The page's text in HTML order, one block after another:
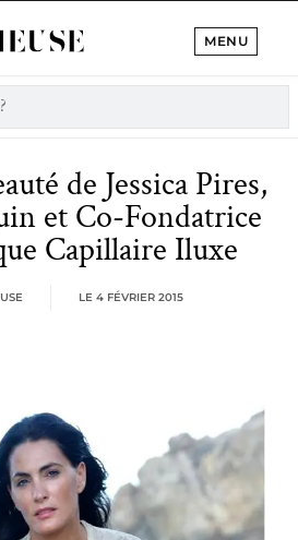
MENU
de Jessica Pires,
et Co-Fondatrice
Capillaire Iluxe
LE 4 FÉVRIER 2015